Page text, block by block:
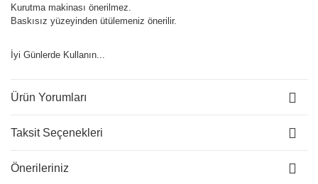
Kurutma makinası önerilmez.
Baskısız yüzeyinden ütülemeniz önerilir.
İyi Günlerde Kullanın...
Ürün Yorumları
Taksit Seçenekleri
Önerileriniz